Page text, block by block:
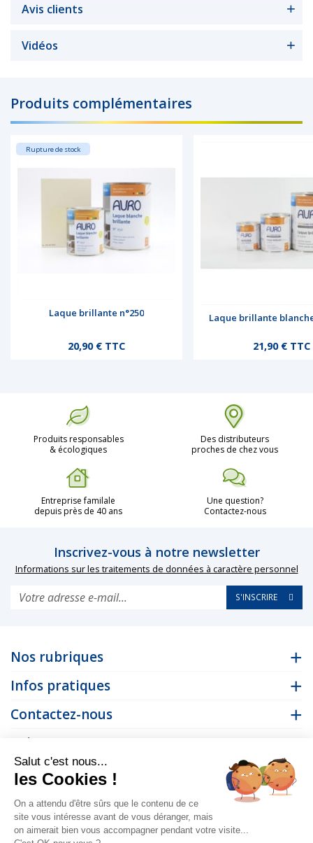
Avis clients
Vidéos
Produits complémentaires
Rupture de stock
Laque brillante n°250
Prix
20,90 € TTC
Laque brillante
Prix
21,90 € TTC
Produits responsables
& écologiques
Des distributeurs
proches de chez vous
Entreprise familale
depuis près de 40 ans
Une question?
Contactez-nous
Inscrivez-vous à notre newsletter
Informations sur les traitements de données à caractère personnel
S'INSCRIRE
Nos rubriques
Infos pratiques
Contactez-nous
Suivez-nous
© 2026
Mentions
Politique de
-
Vos préférences en
Salut c'est nous...
les Cookies !
On a attendu d'être sûrs que le contenu de ce
site vous intéresse avant de vous déranger, mais
on aimerait bien vous accompagner pendant votre visite...